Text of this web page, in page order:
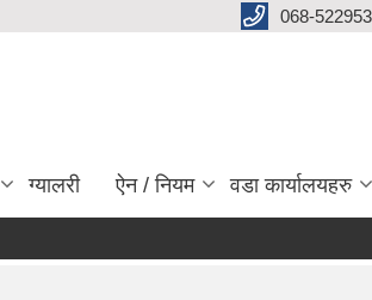
068-522953
ग्यालरी ऐन / नियम वडा कार्यालयहरु